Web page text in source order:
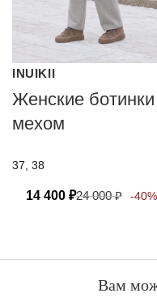
INUIKII
Женские
мехом
37, 38
14 400 ₽24 000₽ -40%
Вам